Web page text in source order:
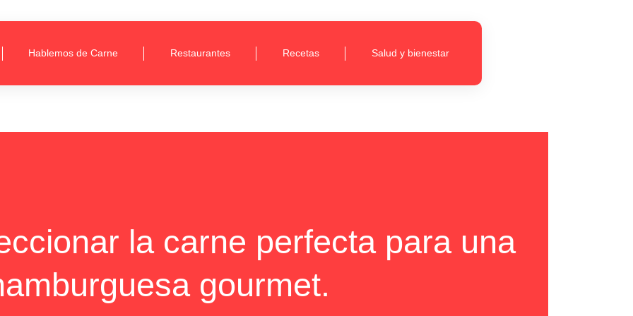
Hablemos de Carne Restaurantes Recetas Salud y bienestar
la carne perfecta para una
gourmet.